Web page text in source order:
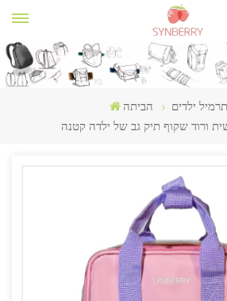
הביתה
תרמיל ילדים
ורוד שקוף תיק גב של ילדה קטנה